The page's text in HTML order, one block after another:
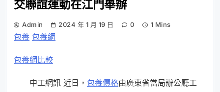
交聯誼運動在江門舉辦
Admin 2024 年 1 月 19 日 0 1 Mins
包養 包養網
包養網比較
中工網訊 近日， 包養價格由廣東省當局辦公廳工